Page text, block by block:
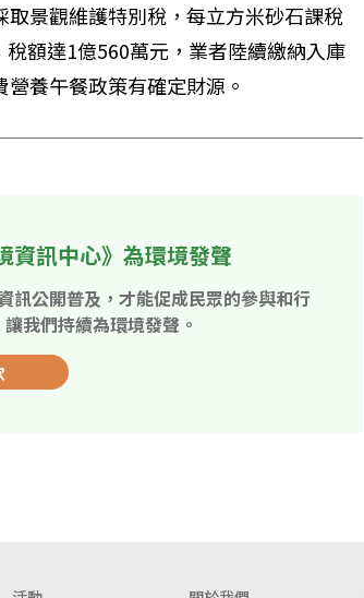
景觀維護特別稅，每立方米砂石課稅
額達1億560萬元，業者陸續繳納入庫
養午餐政策有確定財源。
訊中心》為環境發聲
訊公開普及，才能促成民眾的參與和行
我們持續為環境發聲。